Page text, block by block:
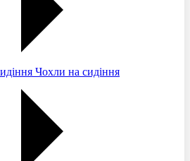
Чохли на сидіння